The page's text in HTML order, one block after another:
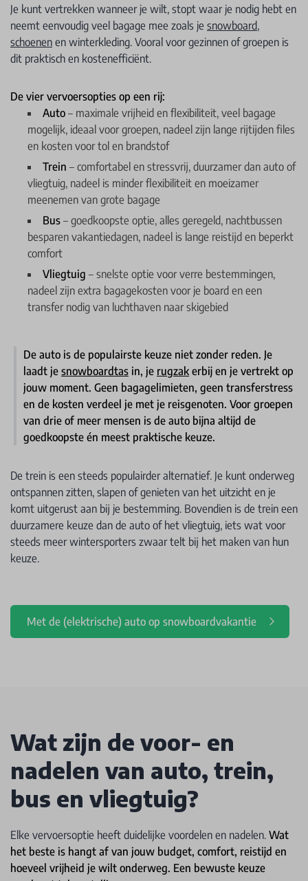
Je kunt vertrekken wanneer je wilt, stopt waar je nodig hebt en
neemt eenvoudig veel bagage mee zoals je snowboard,
schoenen en winterkleding. Vooral voor gezinnen of groepen is
dit praktisch en kostenefficiënt.
De vier vervoersopties op een rij:
Auto – maximale vrijheid en flexibiliteit, veel bagage
mogelijk, ideaal voor groepen, nadeel zijn lange rijtijden files
en kosten voor tol en brandstof
Trein – comfortabel en stressvrij, duurzamer dan auto of
vliegtuig, nadeel is minder flexibiliteit en moeizamer
meenemen van grote bagage
Bus – goedkoopste optie, alles geregeld, nachtbussen
besparen vakantiedagen, nadeel is lange reistijd en beperkt
comfort
Vliegtuig – snelste optie voor verre bestemmingen,
nadeel zijn extra bagagekosten voor je board en een
transfer nodig van luchthaven naar skigebied
De auto is de populairste keuze niet zonder reden. Je
laadt je snowboardtas in, je rugzak erbij en je vertrekt op
jouw moment. Geen bagagelimieten, geen transferstress
en de kosten verdeel je met je reisgenoten. Voor groepen
van drie of meer mensen is de auto bijna altijd de
goedkoopste én meest praktische keuze.
De trein is een steeds populairder alternatief. Je kunt onderweg
ontspannen zitten, slapen of genieten van het uitzicht en je
komt uitgerust aan bij je bestemming. Bovendien is de trein een
duurzamere keuze dan de auto of het vliegtuig, iets wat voor
steeds meer wintersporters zwaar telt bij het maken van hun
keuze.
Met de (elektrische) auto op snowboardvakantie
Wat zijn de voor- en
nadelen van auto, trein,
bus en vliegtuig?
Elke vervoersoptie heeft duidelijke voordelen en nadelen. Wat
het beste is hangt af van jouw budget, comfort, reistijd en
hoeveel vrijheid je wilt onderweg. Een bewuste keuze